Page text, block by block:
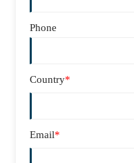
Phone
Country*
Email*